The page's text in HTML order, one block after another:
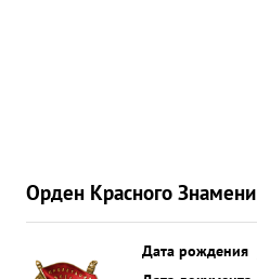
Орден Красного Знамени
Дата рождения